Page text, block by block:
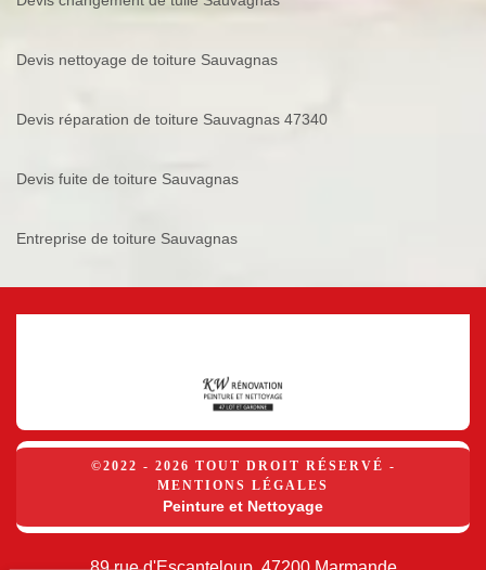
Devis nettoyage de toiture Sauvagnas
Devis réparation de toiture Sauvagnas 47340
Devis fuite de toiture Sauvagnas
Entreprise de toiture Sauvagnas
©2022 - 2026 TOUT DROIT RÉSERVÉ -
MENTIONS LÉGALES
Peinture et Nettoyage